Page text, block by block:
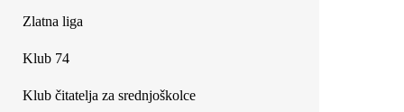
Zlatna liga
Klub 74
Klub čitatelja za srednjoškolce